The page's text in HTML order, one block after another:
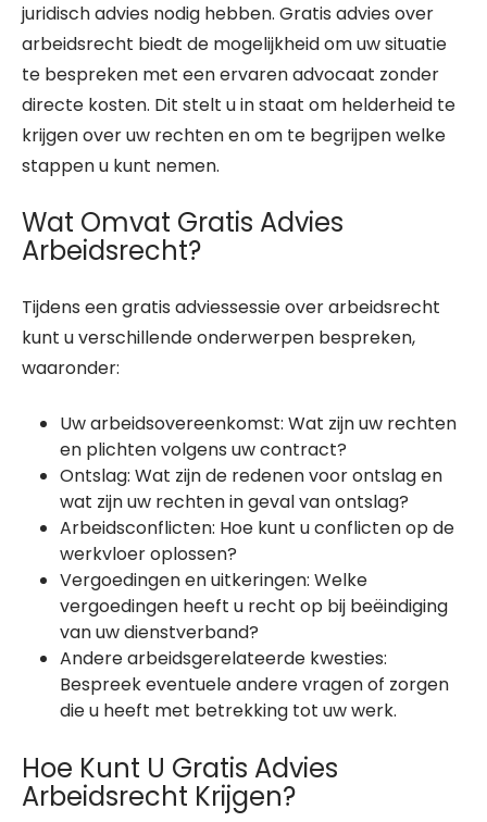
juridisch advies nodig hebben. Gratis advies over
arbeidsrecht biedt de mogelijkheid om uw situatie
te bespreken met een ervaren advocaat zonder
directe kosten. Dit stelt u in staat om helderheid te
krijgen over uw rechten en om te begrijpen welke
stappen u kunt nemen.
Wat Omvat Gratis Advies
Arbeidsrecht?
Tijdens een gratis adviessessie over arbeidsrecht
kunt u verschillende onderwerpen bespreken,
waaronder:
Uw arbeidsovereenkomst: Wat zijn uw rechten
en plichten volgens uw contract?
Ontslag: Wat zijn de redenen voor ontslag en
wat zijn uw rechten in geval van ontslag?
Arbeidsconflicten: Hoe kunt u conflicten op de
werkvloer oplossen?
Vergoedingen en uitkeringen: Welke
vergoedingen heeft u recht op bij beëindiging
van uw dienstverband?
Andere arbeidsgerelateerde kwesties:
Bespreek eventuele andere vragen of zorgen
die u heeft met betrekking tot uw werk.
Hoe Kunt U Gratis Advies
Arbeidsrecht Krijgen?